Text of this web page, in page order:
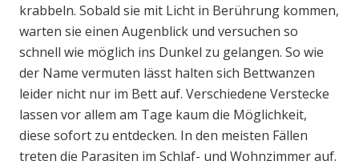
krabbeln. Sobald sie mit Licht in Berührung kommen,
warten sie einen Augenblick und versuchen so
schnell wie möglich ins Dunkel zu gelangen. So wie
der Name vermuten lässt halten sich Bettwanzen
leider nicht nur im Bett auf. Verschiedene Verstecke
lassen vor allem am Tage kaum die Möglichkeit,
diese sofort zu entdecken. In den meisten Fällen
treten die Parasiten im Schlaf- und Wohnzimmer auf.